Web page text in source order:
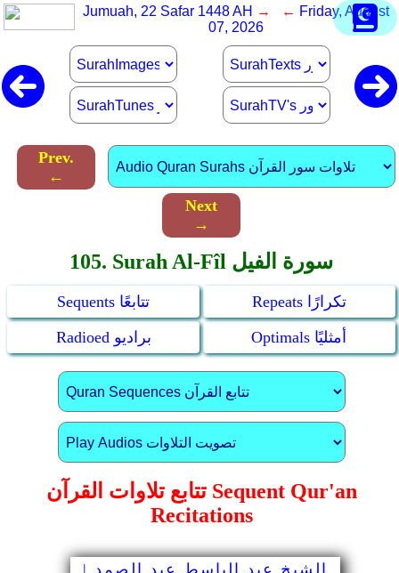
Jumuah, 22 Safar 1448 AH → ← Friday, August
07, 2026
Prev.
←
Next
→
105. Surah Al-Fîl سورة الفيل
Sequents تتابعًا
Repeats تكرارًا
Radioed براديو
Optimals أمثليًا
تتابع تلاوات القرآن Sequent Qur'an
Recitations
الشيخ عبد الباسط عبد الصمد |